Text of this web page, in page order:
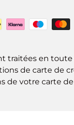
traitées en toute
de carte de
de votre carte